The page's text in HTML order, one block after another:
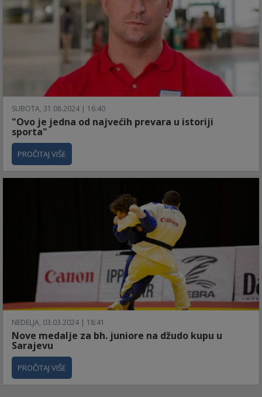
SUBOTA, 31.08.2024 | 16:40
"Ovo je jedna od najvećih prevara u istoriji
sporta"
PROČITAJ VIŠE
NEDELJA, 03.03.2024 | 18:41
Nove medalje za bh. juniore na džudo kupu u
Sarajevu
PROČITAJ VIŠE